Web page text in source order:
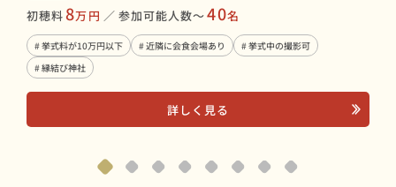
初穂料8万円 ／ 参加可能人数〜40名
# 挙式料が10万円以下 # 近隣に会食会場あり
# 挙式中の撮影可
# 縁結び神社
詳しく見る